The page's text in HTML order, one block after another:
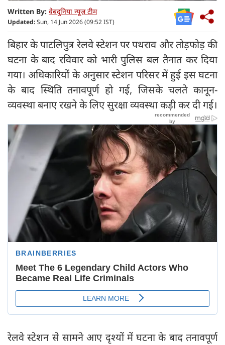
Written By: वेबदुनिया न्यूज़ टीम
Updated:Sun, 14 Jun 2026 (09:52 IST)
बिहार के पाटलिपुत्र रेलवे स्टेशन पर पथराव और तोड़फोड़ की
घटना के बाद रविवार को भारी पुलिस बल तैनात कर दिया
गया। अधिकारियों के अनुसार स्टेशन परिसर में हुई इस घटना
के बाद स्थिति तनावपूर्ण हो गई, जिसके चलते कानून-
व्यवस्था बनाए रखने के लिए सुरक्षा व्यवस्था कड़ी कर दी गई।
रेलवे स्टेशन से सामने आए दृश्यों में घटना के बाद तनावपूर्ण